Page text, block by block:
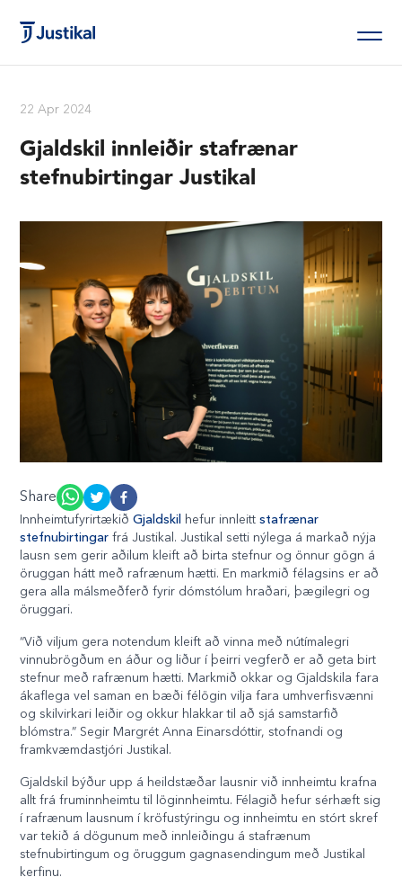
22 Apr 2024
Gjaldskil innleiðir stafrænar
stefnubirtingar Justikal
Share
InnheimtufyrirtækiðGjaldskil hefur innleittstafrænar
stefnubirtingar frá Justikal. Justikal setti nýlega á markað nýja
lausn sem gerir aðilum kleift að birta stefnur og önnur gögn á
öruggan hátt með rafrænum hætti. En markmið félagsins er að
gera alla málsmeðferð fyrir dómstólum hraðari, þægilegri og
öruggari.
“Við viljum gera notendum kleift að vinna með nútímalegri
vinnubrögðum en áður og liður í þeirri vegferð er að geta birt
stefnur með rafrænum hætti. Markmið okkar og Gjaldskila fara
ákaflega vel saman en bæði félögin vilja fara umhverfisvænni
og skilvirkari leiðir og okkur hlakkar til að sjá samstarfið
blómstra.” Segir Margrét Anna Einarsdóttir, stofnandi og
framkvæmdastjóri Justikal.
Gjaldskil býður upp á heildstæðar lausnir við innheimtu krafna
allt frá fruminnheimtu til löginnheimtu. Félagið hefur sérhæft sig
í rafrænum lausnum í kröfustýringu og innheimtu en stórt skref
var tekið á dögunum með innleiðingu á stafrænum
stefnubirtingum og öruggum gagnasendingum með Justikal
kerfinu.